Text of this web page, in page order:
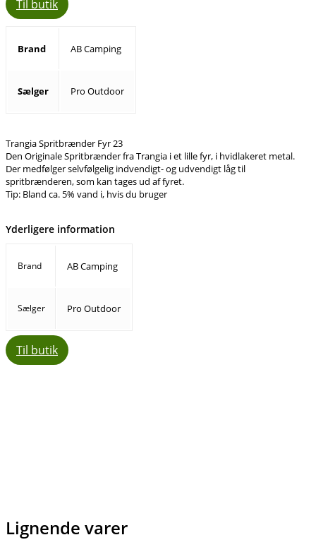
Til butik
Brand AB Camping
Sælger Pro Outdoor
Trangia Spritbrænder Fyr 23
Den Originale Spritbrænder fra Trangia i et lille fyr, i hvidlakeret metal.
Der medfølger selvfølgelig indvendigt- og udvendigt låg til
spritbrænderen, som kan tages ud af fyret.
Tip: Bland ca. 5% vand i, hvis du bruger
Yderligere information
Brand AB Camping
Sælger Pro Outdoor
Til butik
Lignende varer